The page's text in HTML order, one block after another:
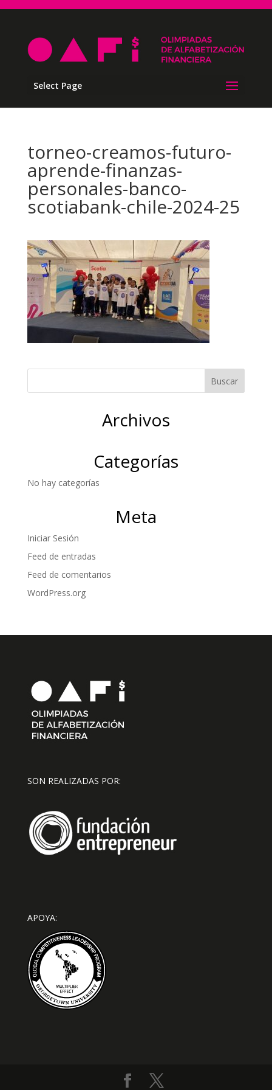
Select Page
torneo-creamos-futuro-
aprende-finanzas-
personales-banco-
scotiabank-chile-2024-25
Archivos
Categorías
No hay categorías
Meta
Iniciar Sesión
Feed de entradas
Feed de comentarios
WordPress.org
SON REALIZADAS POR:
APOYA: